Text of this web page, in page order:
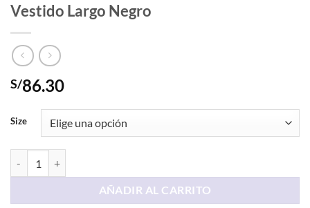
Vestido Largo Negro
S/86.30
Size
AÑADIR AL CARRITO